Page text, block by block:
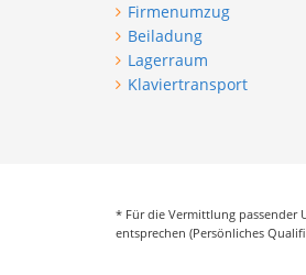
Firmenumzug
Beiladung
Lagerraum
Klaviertransport
* Für die Vermittlung passender
entsprechen (Persönliches